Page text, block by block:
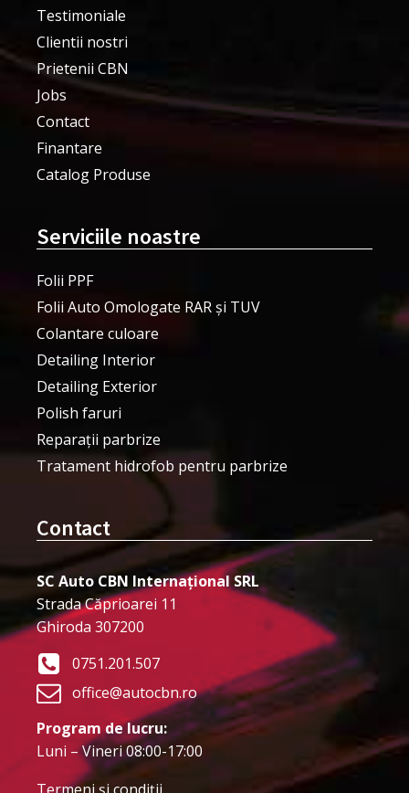
Testimoniale
Clientii nostri
Prietenii CBN
Jobs
Contact
Finantare
Catalog Produse
Serviciile noastre
Folii PPF
Folii Auto Omologate RAR și TUV
Colantare culoare
Detailing Interior
Detailing Exterior
Polish faruri
Reparații parbrize
Tratament hidrofob pentru parbrize
Contact
SC Auto CBN Internațional SRL
Strada Căprioarei 11
Ghiroda 307200
0751.201.507
office@autocbn.ro
Program de lucru:
Luni – Vineri 08:00-17:00